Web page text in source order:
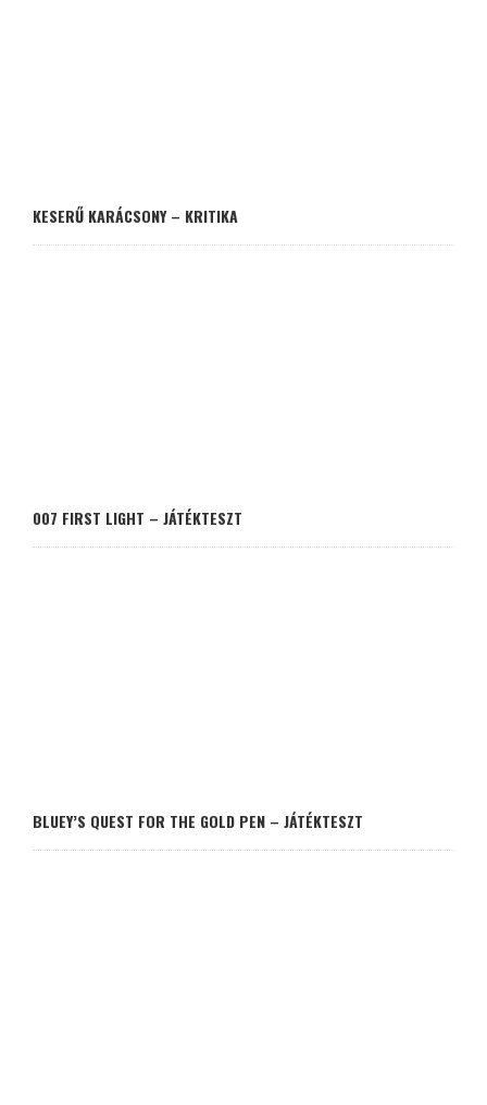
KESERŰ KARÁCSONY – KRITIKA
007 FIRST LIGHT – JÁTÉKTESZT
BLUEY’S QUEST FOR THE GOLD PEN – JÁTÉKTESZT